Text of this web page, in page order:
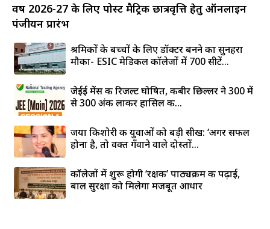
वर्ष 2026-27 के लिए पोस्ट मैट्रिक छात्रवृत्ति हेतु ऑनलाइन
पंजीयन प्रारंभ
श्रमिकों के बच्चों के लिए डॉक्टर बनने का सुनहरा
मौका- ESIC मेडिकल कॉलेजों में 700 सीटें...
जेईई मेंस की रिजल्ट घोषित, कबीर छिल्लर ने 300 में
से 300 अंक लाकर हासिल की...
जया किशोरी की युवाओं को बड़ी सीख: ‘अगर सफल
होना है, तो वक्त गँवाने वाले दोस्तों...
कॉलेजों में शुरू होगी ‘रक्षक’ पाठ्यक्रम की पढ़ाई,
बाल सुरक्षा को मिलेगा मजबूत आधार